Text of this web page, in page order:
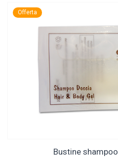
Offerta
Bustine